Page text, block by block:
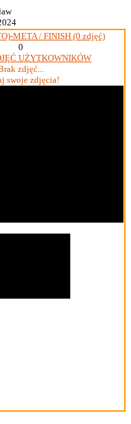
META / FINISH (0 zdjęć)
0
UŻYTKOWNIKÓW
zdjęć...
swoje zdjęcia!